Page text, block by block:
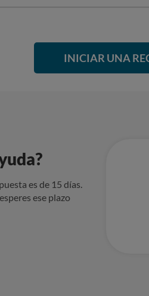
INICIAR UNA
es de 15 días.
ese plazo